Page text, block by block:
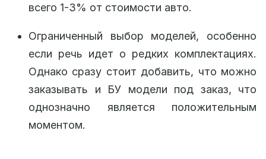
всего 1-3% от стоимости авто.
Ограниченный выбор моделей, особенно
если речь идет о редких комплектациях.
Однако сразу стоит добавить, что можно
заказывать и БУ модели под заказ, что
однозначно является положительным
моментом.